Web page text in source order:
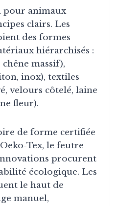
pour animaux
clairs. Les
des formes
hiérarchisés :
chêne massif),
inox), textiles
velours côtelé, laine
fleur).
de forme certifiée
Tex, le feutre
procurent
écologique. Les
le haut de
manuel,